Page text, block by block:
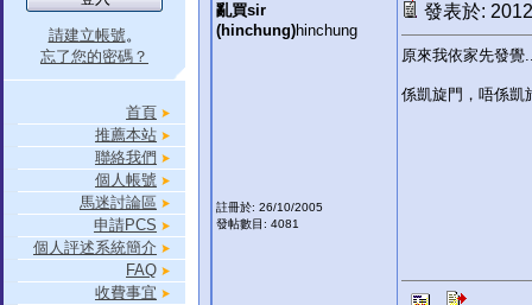
請建立帳號。
忘了您的密碼？
首頁
推薦本站
聯絡我們
個人帳號
馬迷討論區
申請PCS
個人評述系統簡介
FAQ
收費事宜
亂買sir
(hinchung)hinchung
註冊於: 26/10/2005
發帖數目: 4081
發表於:
原來我依家先發
係凱旋門，唔係凱